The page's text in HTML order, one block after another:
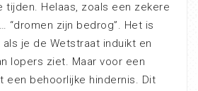
tijden. Helaas, zoals een zekere
“dromen zijn bedrog”. Het is
je de Wetstraat induikt en
lopers ziet. Maar voor een
een behoorlijke hindernis. Dit